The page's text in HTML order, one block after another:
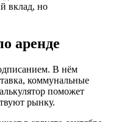
вклад, но
аренде
В нём
коммунальные
поможет
рынку.